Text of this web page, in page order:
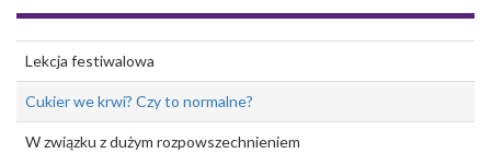
Lekcja festiwalowa
Cukier we krwi? Czy to normalne?
W związku z dużym rozpowszechnieniem